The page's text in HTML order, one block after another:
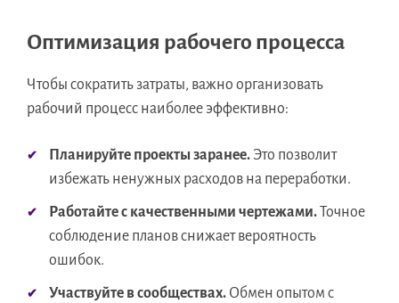
Оптимизация рабочего процесса
Чтобы сократить затраты, важно организовать
рабочий процесс наиболее эффективно:
Планируйте проекты заранее. Это позволит
избежать ненужных расходов на переработки.
Работайте с качественными чертежами.Точное
соблюдение планов снижает вероятность
ошибок.
Участвуйте в сообществах. Обмен опытом с